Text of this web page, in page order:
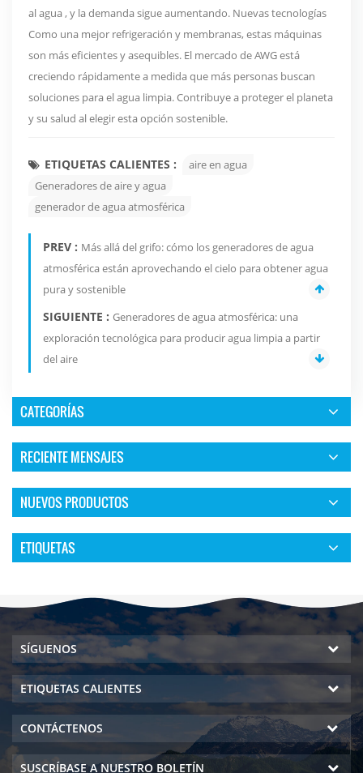
al agua, y la demanda sigue aumentando. Nuevas tecnologías
Como una mejor refrigeración y membranas, estas máquinas
son más eficientes y asequibles. El mercado de AWG está
creciendo rápidamente a medida que más personas buscan
soluciones para el agua limpia. Contribuye a proteger el planeta
y su salud al elegir esta opción sostenible.
ETIQUETAS CALIENTES :
aire en agua
Generadores de aire y agua
generador de agua atmosférica
PREV : Más allá del grifo: cómo los generadores de agua
atmosférica están aprovechando el cielo para obtener agua
pura y sostenible
SIGUIENTE : Generadores de agua atmosférica: una
exploración tecnológica para producir agua limpia a partir
del aire
CATEGORÍAS
RECIENTE MENSAJES
NUEVOS PRODUCTOS
ETIQUETAS
SÍGUENOS
ETIQUETAS CALIENTES
CONTÁCTENOS
SUSCRÍBASE A NUESTRO BOLETÍN